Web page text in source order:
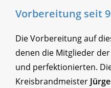
Vorbereitung seit
Die Vorbereitung auf
denen die Mitglieder
und perfektionierten.
Kreisbrandmeister